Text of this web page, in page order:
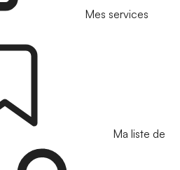
Mes services
Ma liste de